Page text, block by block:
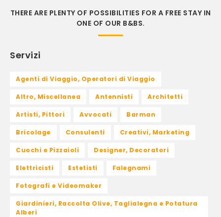
THERE ARE PLENTY OF POSSIBILITIES FOR A FREE STAY IN
ONE OF OUR B&BS.
Servizi
Agenti di Viaggio, Operatori di Viaggio
Altro, Miscellanea Antennisti Architetti
Artisti, Pittori Avvocati Barman
Bricolage Consulenti Creativi, Marketing
Cuochi e Pizzaioli Designer, Decoratori
Elettricisti Estetisti Falegnami
Fotografi e Videomaker
Giardinieri, Raccolta Olive, Taglialegna e Potatura
Alberi